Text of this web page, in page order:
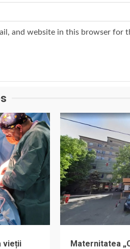
and website in this browser for
vieții
Maternitatea